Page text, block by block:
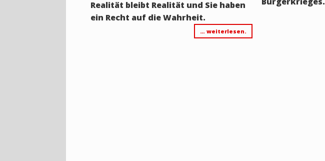
Realität bleibt Realität und Sie haben
ein Recht auf die Wahrheit.
… weiterlesen.